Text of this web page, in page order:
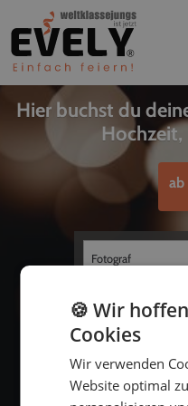
Hier buchst du
Hochzeit,
ab
🍪 Wir
Cookies
Wir verwenden
Website optimal